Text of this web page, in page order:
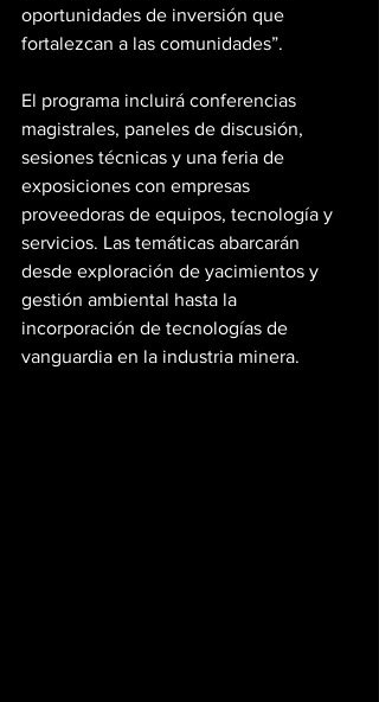
oportunidades de inversión que
fortalezcan a las comunidades”.
El programa incluirá conferencias
magistrales, paneles de discusión,
sesiones técnicas y una feria de
exposiciones con empresas
proveedoras de equipos, tecnología y
servicios. Las temáticas abarcarán
desde exploración de yacimientos y
gestión ambiental hasta la
incorporación de tecnologías de
vanguardia en la industria minera.